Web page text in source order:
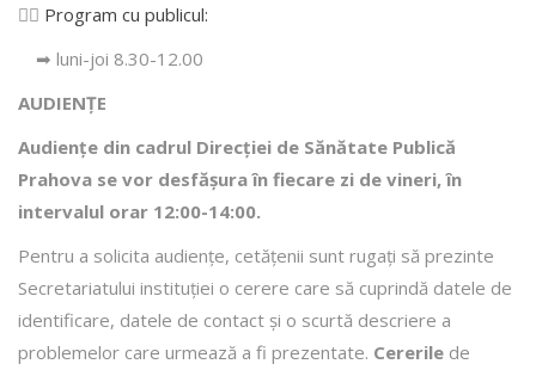
👩‍⚕️ Program cu publicul:
➡ luni-joi 8.30-12.00
AUDIENȚE
Audiențe din cadrul Direcţiei de Sănătate Publică
Prahova se vor desfăşura în fiecare zi de vineri, în
intervalul orar 12:00-14:00.
Pentru a solicita audienţe, cetăţenii sunt rugaţi să prezinte
Secretariatului instituției o cerere care să cuprindă datele de
identificare, datele de contact şi o scurtă descriere a
problemelor care urmează a fi prezentate. Cererile de